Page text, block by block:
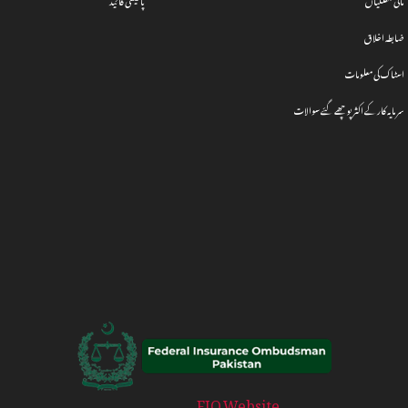
ضابطہ اخلاق
اسٹاک کی معلومات
سرمایہ کار کے اکثر پوچھے گئے سوالات